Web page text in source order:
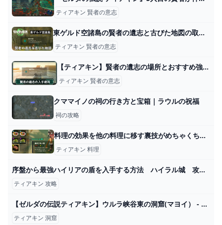
ティアキン 賢者の意志
東ゲルド空諸島の賢者の遺志と古びた地図の取り方【ティアキン】 とあるゲームブログの軌跡
ティアキン 賢者の意志
【ティアキン】賢者の遺志の場所とおすすめ強化優先度【ゼルダの伝説ティアーズオブザキングダム】 - ゲームウィズ
ティアキン 賢者の意志
クママイノの祠の行き方と宝箱｜ラウルの祝福
祠の攻略
料理の効果を他の料理に移す裏技がめちゃくちゃ便利 ゼルダの伝説 ティアーズオブザキングダム hyperTsブログ
ティアキン 料理
序盤から最強ハイリアの盾を入手する方法 ハイラル城 攻略 ゼルダの伝説 ティアーズ オブ ザ キングダム ティアキン - YouTube
ティアキン 攻略
【ゼルダの伝説ティアキン】ウルラ峡谷東の洞窟(マヨイ） - YouTube
ティアキン 洞窟